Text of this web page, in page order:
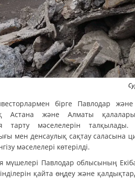
бірге Павлодар
Астана және Алматы
тарту мәселелерін талқылады.
мен денсаулық сақтау саласына
мәселелері көтерілді.
мүшелері Павлодар облысының
қайта өңдеу және